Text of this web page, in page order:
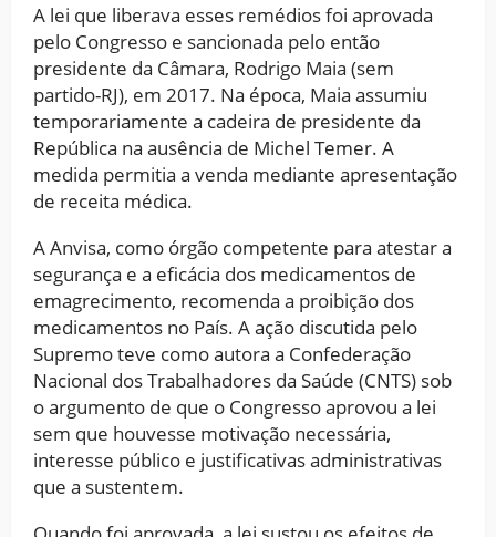
A lei que liberava esses remédios foi aprovada
pelo Congresso e sancionada pelo então
presidente da Câmara, Rodrigo Maia (sem
partido-RJ), em 2017. Na época, Maia assumiu
temporariamente a cadeira de presidente da
República na ausência de Michel Temer. A
medida permitia a venda mediante apresentação
de receita médica.
A Anvisa, como órgão competente para atestar a
segurança e a eficácia dos medicamentos de
emagrecimento, recomenda a proibição dos
medicamentos no País. A ação discutida pelo
Supremo teve como autora a Confederação
Nacional dos Trabalhadores da Saúde (CNTS) sob
o argumento de que o Congresso aprovou a lei
sem que houvesse motivação necessária,
interesse público e justificativas administrativas
que a sustentem.